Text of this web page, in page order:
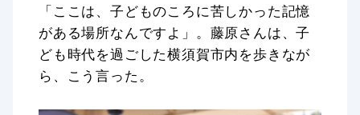
「ここは、子どものころに苦しかった記憶
がある場所なんですよ」。藤原さんは、子
ども時代を過ごした横須賀市内を歩きなが
ら、こう言った。